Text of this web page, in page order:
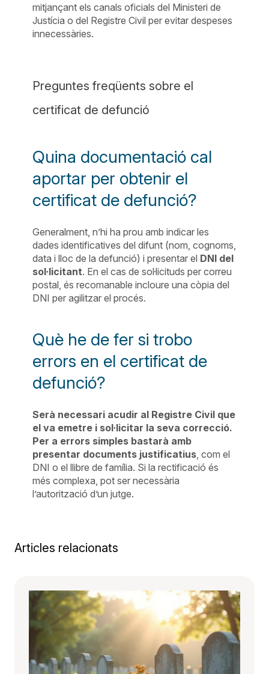
mitjançant els canals oficials del Ministeri de
Justícia o del Registre Civil per evitar despeses
innecessàries.
Preguntes freqüents sobre el
certificat de defunció
Quina documentació cal
aportar per obtenir el
certificat de defunció?
Generalment, n’hi ha prou amb indicar les
dades identificatives del difunt (nom, cognoms,
data i lloc de la defunció) i presentar el DNI del
sol·licitant. En el cas de sol·licituds per correu
postal, és recomanable incloure una còpia del
DNI per agilitzar el procés.
Què he de fer si trobo
errors en el certificat de
defunció?
Serà necessari acudir al Registre Civil que
el va emetre i sol·licitar la seva correcció.
Per a errors simples bastarà amb
presentar documents justificatius, com el
DNI o el llibre de família. Si la rectificació és
més complexa, pot ser necessària
l’autorització d’un jutge.
Articles relacionats